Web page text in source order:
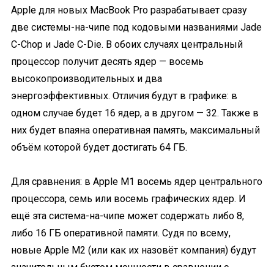
Apple для новых MacBook Pro разрабатывает сразу
две системы-на-чипе под кодовыми названиями Jade
C-Chop и Jade C-Die. В обоих случаях центральный
процессор получит десять ядер — восемь
высокопроизводительных и два
энергоэффективных. Отличия будут в графике: в
одном случае будет 16 ядер, а в другом — 32. Также в
них будет впаяна оперативная память, максимальный
объём которой будет достигать 64 ГБ.
Для сравнения: в Apple M1 восемь ядер центрального
процессора, семь или восемь графических ядер. И
ещё эта система-на-чипе может содержать либо 8,
либо 16 ГБ оперативной памяти. Судя по всему,
новые Apple M2 (или как их назовёт компания) будут